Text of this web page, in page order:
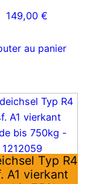
149,00€
au panier
Typ R4
A1 vierkant